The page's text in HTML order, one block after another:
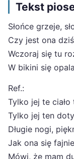
Tekst
Słońce grzeje,
Czy jest ona
Wczoraj się tu
W bikini się
Ref.:
Tylko jej te
Tylko jej ten
Długie nogi,
Jak ona się
Mówi, że mam